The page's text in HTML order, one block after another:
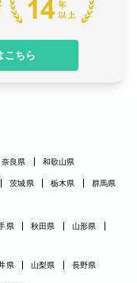
こちら
奈良県 和歌山県
茨城県 栃木県 群馬県
県 秋田県
山形県
県 山梨県 長野県